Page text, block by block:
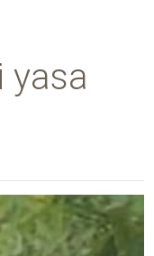
yasa